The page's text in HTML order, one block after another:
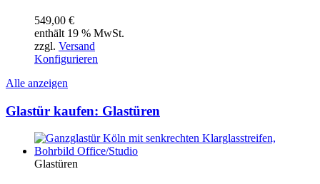
549,00 €
enthält 19 % MwSt.
zzgl. Versand
Konfigurieren
Alle anzeigen
Glastür kaufen: Glastüren
Glastüren